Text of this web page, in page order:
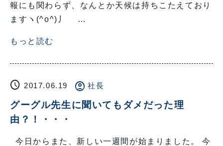
報にも関わらず、なんとか天候は持ちこたえており
ますヽ(^o^)丿 …
もっと読む
schedule 2017.06.19 account_circle 社長
グーグル先生に聞いてもダメだった理
由？！・・・
今日からまた、新しい一週間が始まりました。 今